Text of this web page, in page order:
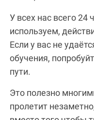
У всех нас всего 24
используем,
Если у вас не
обучения,
пути.
Это полезно
пролетит